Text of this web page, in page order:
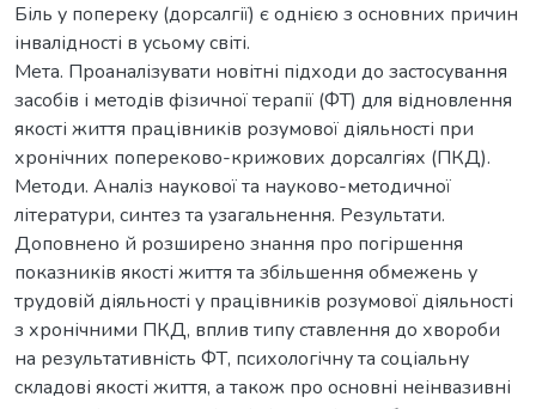
Біль у попереку (дорсалгії) є однією з основних причин
інвалідності в усьому світі.
Мета. Проаналізувати новітні підходи до застосування
засобів і методів фізичної терапії (ФТ) для відновлення
якості життя працівників розумової діяльності при
хронічних попереково-крижових дорсалгіях (ПКД).
Методи. Аналіз наукової та науково-методичної
літератури, синтез та узагальнення. Результати.
Доповнено й розширено знання про погіршення
показників якості життя та збільшення обмежень у
трудовій діяльності у працівників розумової діяльності
з хронічними ПКД, вплив типу ставлення до хвороби
на результативність ФТ, психологічну та соціальну
складові якості життя, а також про основні неінвазивні